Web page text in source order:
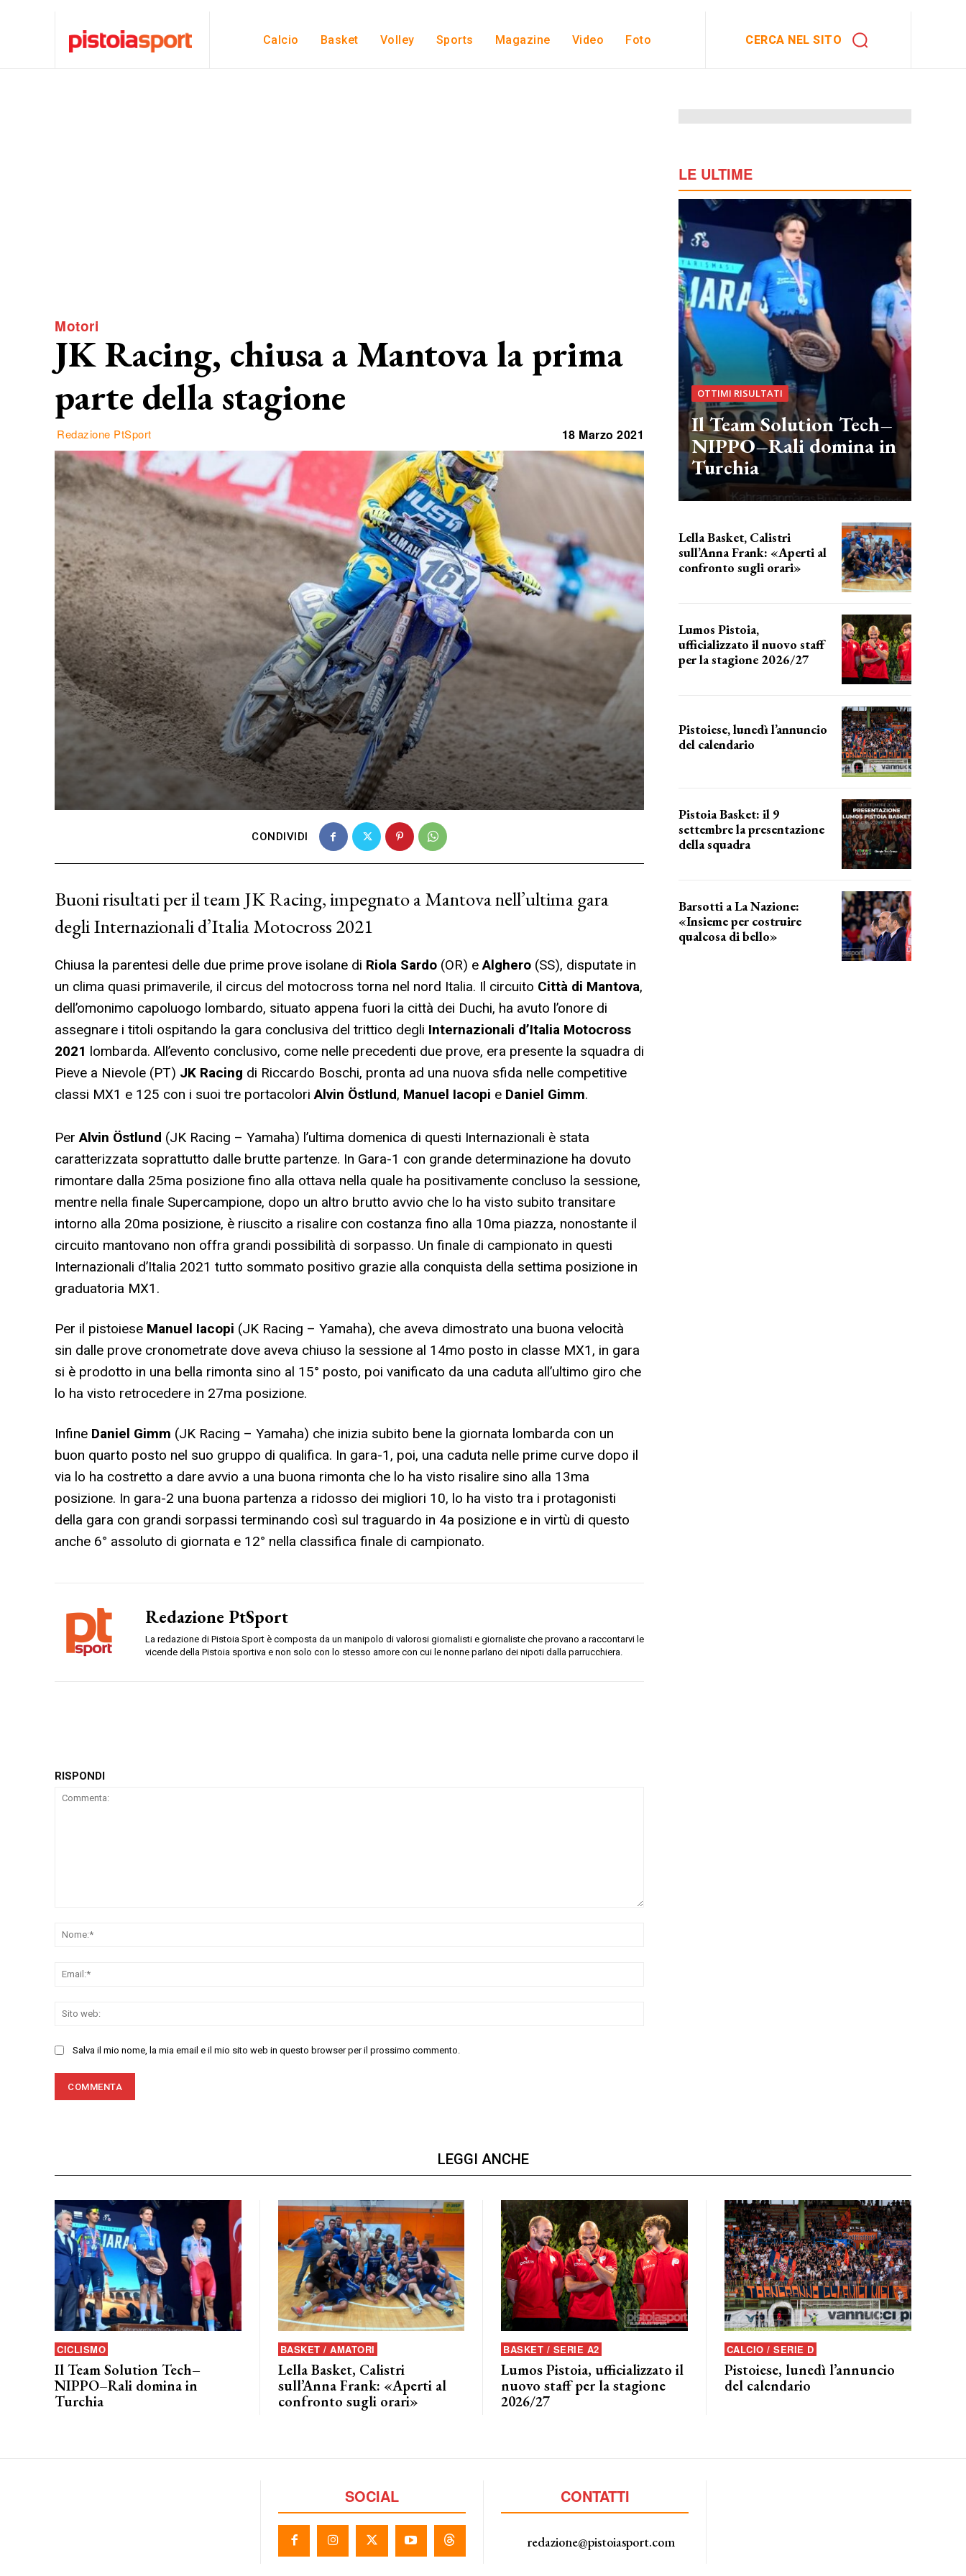
Calcio Basket Volley Sports Magazine Video Foto CERCA NEL SITO
Motori
JK Racing, chiusa a Mantova la prima
parte della stagione
Redazione PtSport 18 Marzo 2021
CONDIVIDI
Buoni risultati per il team JK Racing, impegnato a Mantova nell’ultima gara
degli Internazionali d’Italia Motocross 2021
Chiusa la parentesi delle due prime prove isolane di Riola Sardo (OR) eAlghero (SS), disputate in
un clima quasi primaverile, il circus del motocross torna nel nord Italia. Il circuito Città di Mantova,
dell’omonimo capoluogo lombardo, situato appena fuori la città dei Duchi, ha avuto l’onore di
assegnare i titoli ospitando la gara conclusiva del trittico degli Internazionali d’Italia Motocross
2021 lombarda. All’evento conclusivo, come nelle precedenti due prove, era presente la squadra di
Pieve a Nievole (PT) JK Racing di Riccardo Boschi, pronta ad una nuova sfida nelle competitive
classi MX1 e 125 con i suoi tre portacoloriAlvin Östlund, Manuel Iacopi e Daniel Gimm.
PerAlvin Östlund (JK Racing – Yamaha) l’ultima domenica di questi Internazionali è stata
caratterizzata soprattutto dalle brutte partenze. In Gara-1 con grande determinazione ha dovuto
rimontare dalla 25ma posizione fino alla ottava nella quale ha positivamente concluso la sessione,
mentre nella finale Supercampione, dopo un altro brutto avvio che lo ha visto subito transitare
intorno alla 20ma posizione, è riuscito a risalire con costanza fino alla 10ma piazza, nonostante il
circuito mantovano non offra grandi possibilità di sorpasso. Un finale di campionato in questi
Internazionali d’Italia 2021 tutto sommato positivo grazie alla conquista della settima posizione in
graduatoria MX1.
Per il pistoiese Manuel Iacopi (JK Racing – Yamaha), che aveva dimostrato una buona velocità
sin dalle prove cronometrate dove aveva chiuso la sessione al 14mo posto in classe MX1, in gara
si è prodotto in una bella rimonta sino al 15° posto, poi vanificato da una caduta all’ultimo giro che
lo ha visto retrocedere in 27ma posizione.
Infine Daniel Gimm (JK Racing – Yamaha) che inizia subito bene la giornata lombarda con un
buon quarto posto nel suo gruppo di qualifica. In gara-1, poi, una caduta nelle prime curve dopo il
via lo ha costretto a dare avvio a una buona rimonta che lo ha visto risalire sino alla 13ma
posizione. In gara-2 una buona partenza a ridosso dei migliori 10, lo ha visto tra i protagonisti
della gara con grandi sorpassi terminando così sul traguardo in 4a posizione e in virtù di questo
anche 6° assoluto di giornata e 12° nella classifica finale di campionato.
Redazione PtSport
La redazione di Pistoia Sport è composta da un manipolo di valorosi giornalisti e giornaliste che provano a raccontarvi le
vicende della Pistoia sportiva e non solo con lo stesso amore con cui le nonne parlano dei nipoti dalla parrucchiera.
RISPONDI
Salva il mio nome, la mia email e il mio sito web in questo browser per il prossimo commento.
LE ULTIME
OTTIMI RISULTATI
Il Team Solution Tech–
NIPPO–Rali domina in
Turchia
Lella Basket, Calistri
sull’Anna Frank: «Aperti al
confronto sugli orari»
Lumos Pistoia,
ufficializzato il nuovo staff
per la stagione 2026/27
Pistoiese, lunedì l’annuncio
del calendario
Pistoia Basket: il 9
settembre la presentazione
della squadra
Barsotti a La Nazione:
«Insieme per costruire
qualcosa di bello»
LEGGI ANCHE
CICLISMO
Il Team Solution Tech–
NIPPO–Rali domina in
Turchia
BASKET / AMATORI
Lella Basket, Calistri
sull’Anna Frank: «Aperti al
confronto sugli orari»
BASKET / SERIE A2
Lumos Pistoia, ufficializzato il
nuovo staff per la stagione
2026/27
CALCIO / SERIE D
Pistoiese, lunedì l’annuncio
del calendario
SOCIAL CONTATTI
redazione@pistoiasport.com